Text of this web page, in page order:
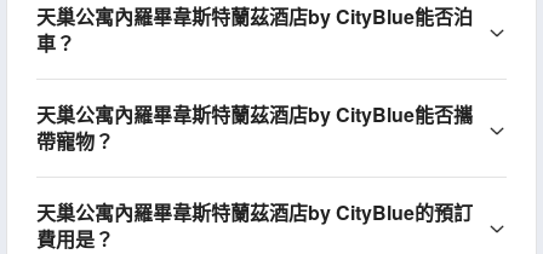
天巢公寓內羅畢韋斯特蘭茲酒店by CityBlue能否泊
車？
天巢公寓內羅畢韋斯特蘭茲酒店by CityBlue能否攜
帶寵物？
天巢公寓內羅畢韋斯特蘭茲酒店by CityBlue的預訂
費用是？